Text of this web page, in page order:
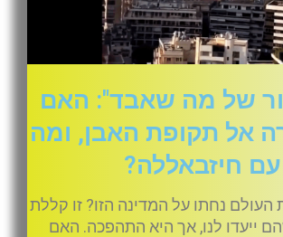
של מה שאבד": האם
אל תקופת האבן, ומה
עם חיזבאללה?
נחתו על המדינה הזו? זו קללת
ייעדו לנו, אך היא התהפכה. האם